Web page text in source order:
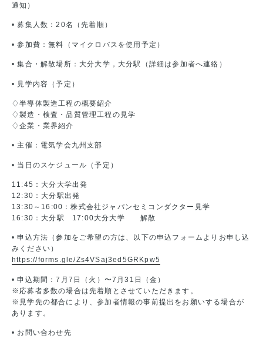
通知）
• 募集人数：20名（先着順）
• 参加費：無料（マイクロバスを使用予定）
• 集合・解散場所：大分大学，大分駅（詳細は参加者へ連絡）
• 見学内容（予定）
♢半導体製造工程の概要紹介
♢製造・検査・品質管理工程の見学
♢企業・業界紹介
• 主催：電気学会九州支部
• 当日のスケジュール（予定）
11:45：大分大学出発
12:30：大分駅出発
13:30～16:00：株式会社ジャパンセミコンダクター見学
16:30：大分駅 17:00大分大学 解散
• 申込方法（参加をご希望の方は、以下の申込フォームよりお申し込
みください）
https://forms.gle/Zs4VSaj3ed5GRKpw5
• 申込期間：7月7日（火）〜7月31日（金）
※応募者多数の場合は先着順とさせていただきます。
※見学先の都合により、参加者情報の事前提出をお願いする場合が
あります。
• お問い合わせ先